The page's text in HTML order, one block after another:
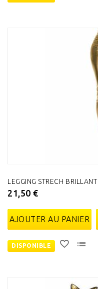
LEGGING STRECH BRILLANT
21,50 €
AJOUTER AU PANIER
DISPONIBLE